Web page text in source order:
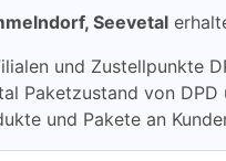
Seevetal
und Zustellpunkte
Paketzustand von
und Pakete an